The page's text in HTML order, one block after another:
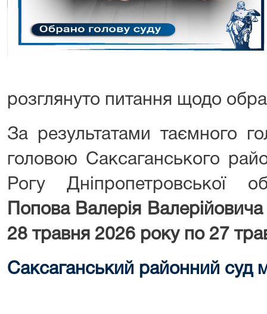
розглянуто питання щодо
За результатами таємного
головою Саксаганського
Рогу Дніпропетровської
Попова Валерія
28 травня 2026 року по 27
Саксаганський районний суд